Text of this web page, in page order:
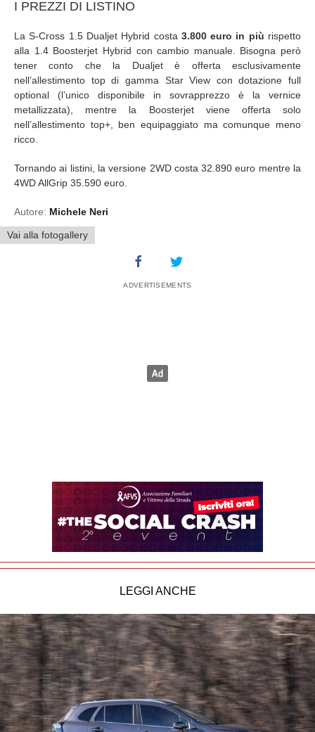
I PREZZI DI LISTINO
La S-Cross 1.5 Dualjet Hybrid costa 3.800 euro in più rispetto
alla 1.4 Boosterjet Hybrid con cambio manuale. Bisogna però
tener conto che la Dualjet è offerta esclusivamente
nell’allestimento top di gamma Star View con dotazione full
optional (l’unico disponibile in sovrapprezzo è la vernice
metallizzata), mentre la Boosterjet viene offerta solo
nell’allestimento top+, ben equipaggiato ma comunque meno
ricco.
Tornando ai listini, la versione 2WD costa 32.890 euro mentre la
4WD AllGrip 35.590 euro.
Autore: Michele Neri
Vai alla fotogallery
LEGGI ANCHE